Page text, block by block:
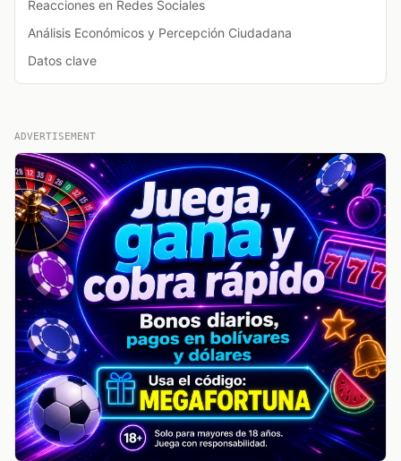
Reacciones en Redes Sociales
Análisis Económicos y Percepción Ciudadana
Datos clave
ADVERTISEMENT